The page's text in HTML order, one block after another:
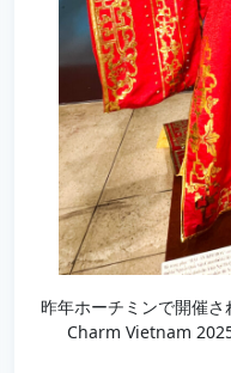
昨年ホーチミンで開催
Charm Vietnam